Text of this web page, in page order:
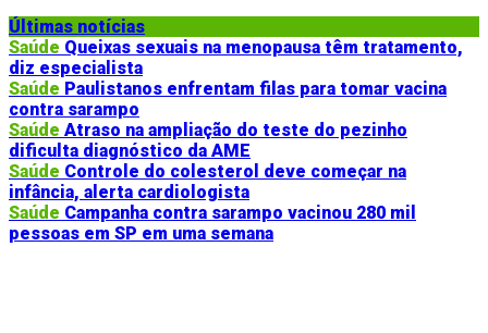
Últimas notícias
Saúde Queixas sexuais na menopausa têm tratamento,
diz especialista
Saúde Paulistanos enfrentam filas para tomar vacina
contra sarampo
Saúde Atraso na ampliação do teste do pezinho
dificulta diagnóstico da AME
Saúde Controle do colesterol deve começar na
infância, alerta cardiologista
Saúde Campanha contra sarampo vacinou 280 mil
pessoas em SP em uma semana